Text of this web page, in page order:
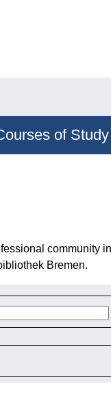
of Study
community
Bremen.